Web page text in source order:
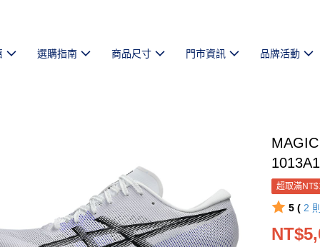
選購指南 商品尺寸 門市資訊 品牌活動
超取滿
5 ( 2